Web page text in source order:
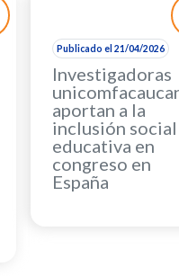
Publicado el 21/04/2026
Investigadoras
aportan a la
inclusión
educativa en
congreso en
España